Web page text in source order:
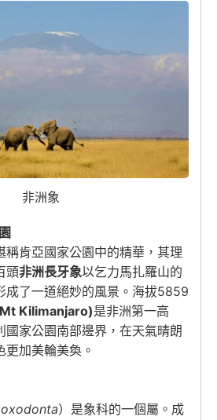
非洲象
稱肯亞國家公園中的精華，其理
頭非洲長牙象以乞力馬扎羅山的
成了一道絕妙的風景。海拔5859
Kilimanjaro)是非洲第一高
國家公園南部邊界，在天氣晴朗
加美輪美奐。
）是象科的一個屬。成